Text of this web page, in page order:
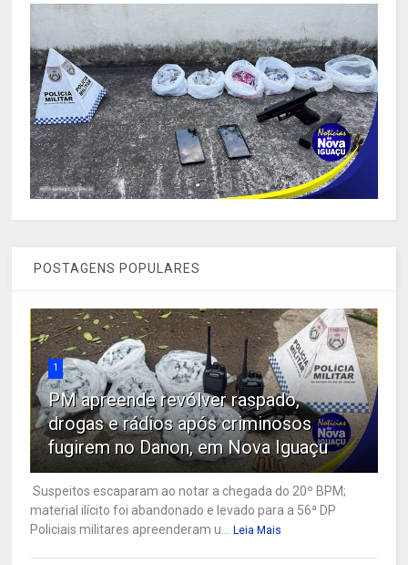
POSTAGENS POPULARES
1
PM apreende revólver raspado,
drogas e rádios após criminosos
fugirem no Danon, em Nova Iguaçu
Suspeitos escaparam ao notar a chegada do 20º BPM;
material ilícito foi abandonado e levado para a 56ª DP
Policiais militares apreenderam u... Leia Mais